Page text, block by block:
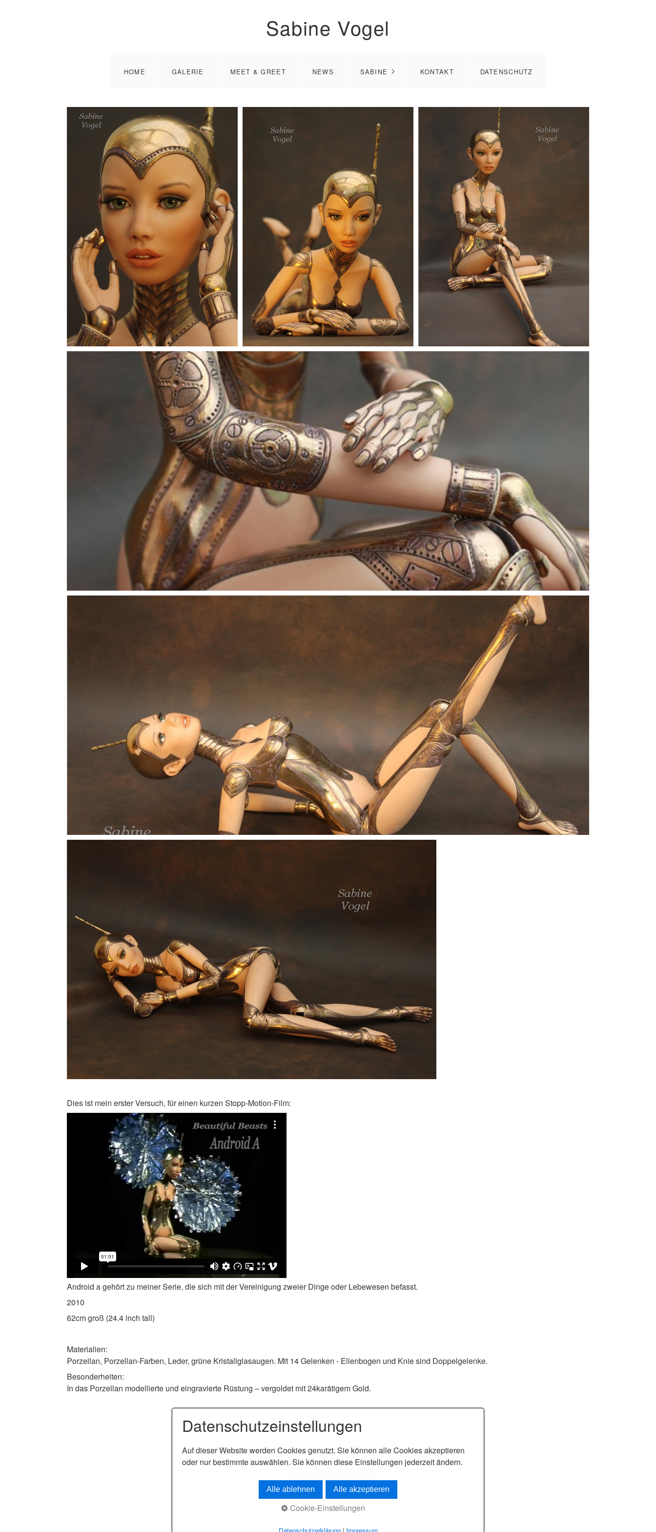
Sabine Vogel
HOME GALERIE MEET & GREET NEWS SABINE KONTAKT DATENSCHUTZ
Dies ist mein erster Versuch, für einen kurzen Stopp-Motion-Film:
Android a gehört zu meiner Serie, die sich mit der Vereinigung zweier Dinge oder Lebewesen befasst.
2010
62cm groß (24.4 inch tall)
Materialien:
Porzellan, Porzellan-Farben, Leder, grüne Kristallglasaugen. Mit 14 Gelenken - Ellenbogen und Knie sind Doppelgelenke.
Besonderheiten:
In das Porzellan modellierte und eingravierte Rüstung – vergoldet mit 24karätigem Gold.
Startseite Kontakt Impressum Datenschutz
© 2026 Sabine Vogel
Datenschutzeinstellungen
Auf dieser Website werden Cookies genutzt. Sie können alle Cookies akzeptieren
oder nur bestimmte auswählen. Sie können diese Einstellungen jederzeit ändern.
Alle ablehnen Alle akzeptieren
Cookie-Einstellungen